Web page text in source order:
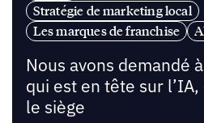
Stratégie de marketing local
Les marques de franchise
Nous avons demandé
qui est en tête sur l’IA,
le siège